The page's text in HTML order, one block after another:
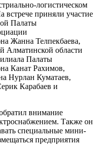
логистическом
приняли участие
Палаты
Жанна Телпекбаева,
Алматинской области
Палаты
Канат Рахимов,
Нурлан Куматаев,
Карабаев и
внимание
Также он
специальные мини-
предприятия